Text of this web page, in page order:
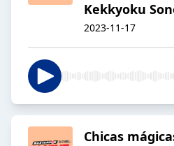
Kekkyoku
2023-11-17
Chicas